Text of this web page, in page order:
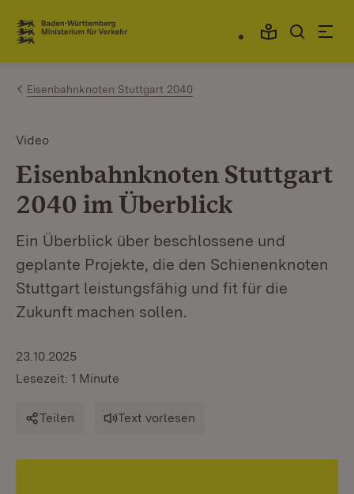
Zum Inhalt springen
Link zur Startseite
Eisenbahnknoten Stuttgart 2040
Video
Eisenbahnknoten Stuttgart
2040 im Überblick
Ein Überblick über beschlossene und
geplante Projekte, die den Schienenknoten
Stuttgart leistungsfähig und fit für die
Zukunft machen sollen.
23.10.2025
Lesezeit: 1 Minute
Teilen Text vorlesen